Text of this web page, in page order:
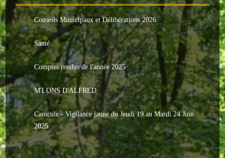
Horaires
Agence postale
Le conseil municipal
Les élus
Les commissions
Les comptes rendus
Le personnel communal
Conseils Municipaux et Délibérations 2026
Santé
Comptes rendus de l'année 2025
M'LONS D'ALFRED
Canicule - Vigilance jaune du Jeudi 19 au Mardi 24 Juin
2025